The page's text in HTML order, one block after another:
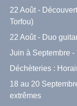
22 Août -
Torfou)
22 Août - Duo
Juin à Septembre
Déchèteries :
18 au 20
extrêmes